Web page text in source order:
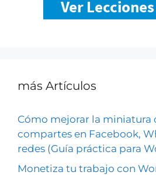
más Artículos
Cómo mejorar la miniatura
compartes en Facebook,
redes (Guía práctica para
Monetiza tu trabajo con